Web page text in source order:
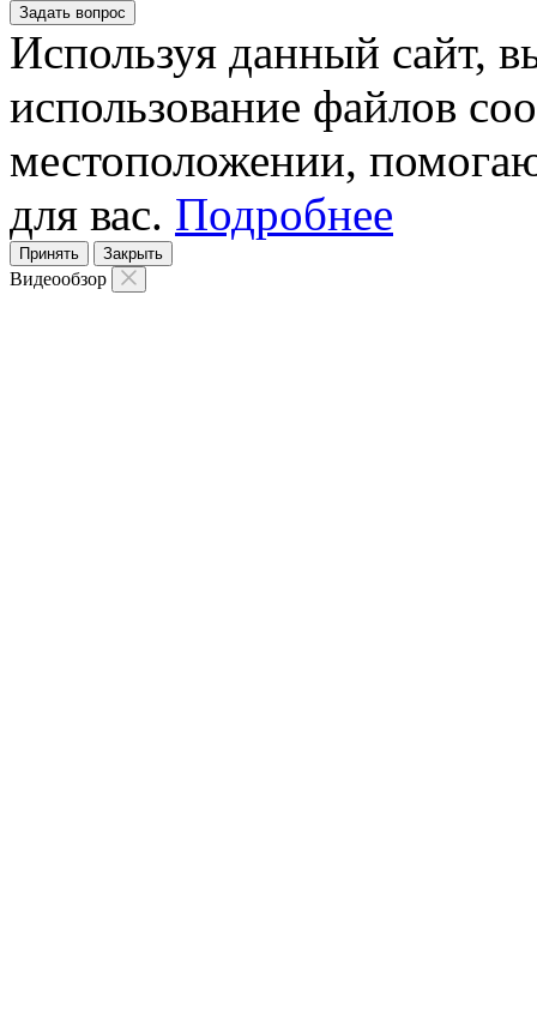
Задать вопрос
Используя данный сайт,
использование файлов
местоположении,
для вас. Подробнее
Принять Закрыть
Видеообзор